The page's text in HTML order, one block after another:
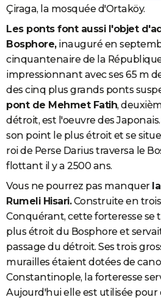
Çiraga, la mosquée d'Ortaköy.
Les ponts font aussi l'objet
Bosphore,inauguré en
cinquantenaire de la
impressionnant avec ses 65 m
des cinq plus grands ponts
pont de Mehmet Fatih,
détroit, est l'oeuvre des
son point le plus étroit et se
roi de Perse Darius traversa le
flottant il y a 2500 ans.
Vous ne pourrez pas manquer
Rumeli Hisari.Construite en
Conquérant, cette forteresse se
plus étroit du Bosphore et
passage du détroit. Ses trois
murailles étaient dotées de
Constantinople, la forteresse
Aujourd'hui elle est utilisée